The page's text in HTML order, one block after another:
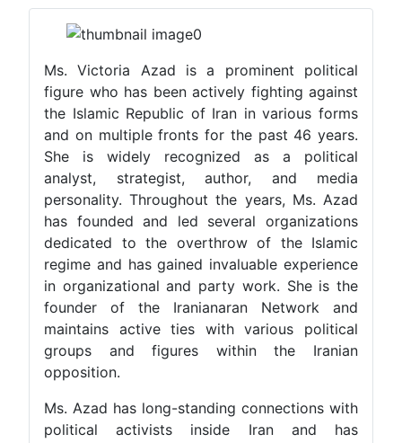
Ms. Victoria Azad is a prominent political
figure who has been actively fighting against
the Islamic Republic of Iran in various forms
and on multiple fronts for the past 46 years.
She is widely recognized as a political
analyst, strategist, author, and media
personality. Throughout the years, Ms. Azad
has founded and led several organizations
dedicated to the overthrow of the Islamic
regime and has gained invaluable experience
in organizational and party work. She is the
founder of the Iranianaran Network and
maintains active ties with various political
groups and figures within the Iranian
opposition.
Ms. Azad has long-standing connections with
political activists inside Iran and has